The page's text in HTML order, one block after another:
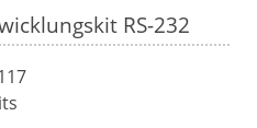
RS-232